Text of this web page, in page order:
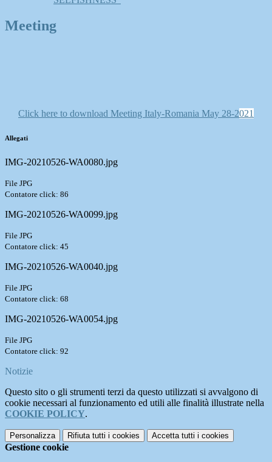
Meeting
Click here to download Meeting Italy-Romania May 28-2021
Allegati
IMG-20210526-WA0080.jpg
File JPG
Contatore click: 86
IMG-20210526-WA0099.jpg
File JPG
Contatore click: 45
IMG-20210526-WA0040.jpg
File JPG
Contatore click: 68
IMG-20210526-WA0054.jpg
File JPG
Contatore click: 92
Notizie
Questo sito o gli strumenti terzi da questo utilizzati si avvalgono di
cookie necessari al funzionamento ed utili alle finalità illustrate nella
COOKIE POLICY.
Personalizza Rifiuta tutti i cookies Accetta tutti i cookies
Gestione cookie